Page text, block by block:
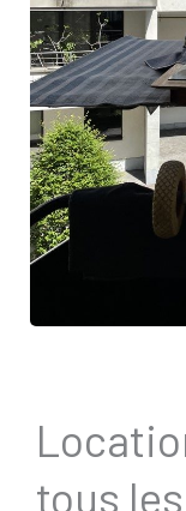
tous